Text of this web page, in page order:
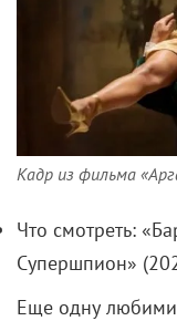
Кадр из фильма
Что смотреть:
Супершпион»
Еще одну